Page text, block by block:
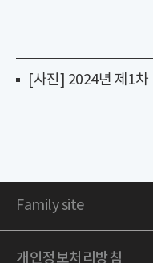
[사진] 2024년 제1차
개인정보처리방침
Family site